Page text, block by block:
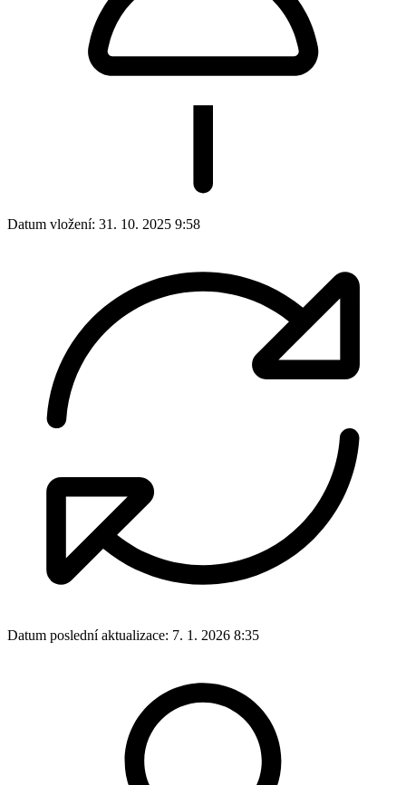
Datum vložení: 31. 10. 2025 9:58
Datum poslední aktualizace: 7. 1. 2026 8:35